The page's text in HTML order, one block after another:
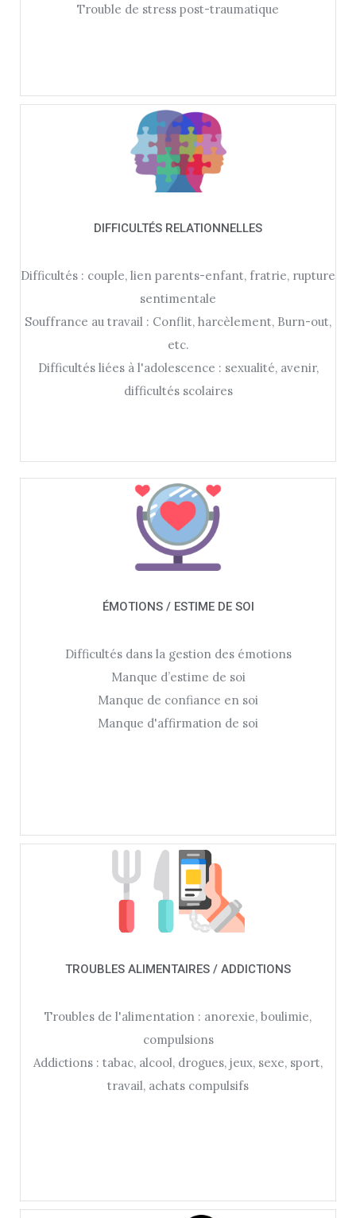
Trouble de stress post-traumatique
DIFFICULTÉS RELATIONNELLES
Difficultés : couple, lien parents-enfant, fratrie, rupture
sentimentale
Souffrance au travail : Conflit, harcèlement, Burn-out,
etc.
Difficultés liées à l'adolescence : sexualité, avenir,
difficultés scolaires
ÉMOTIONS / ESTIME DE SOI
Difficultés dans la gestion des émotions
Manque d’estime de soi
Manque de confiance en soi
Manque d'affirmation de soi
TROUBLES ALIMENTAIRES / ADDICTIONS
Troubles de l'alimentation : anorexie, boulimie,
compulsions
Addictions : tabac, alcool, drogues, jeux, sexe, sport,
travail, achats compulsifs